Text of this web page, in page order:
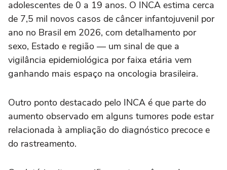
adolescentes de 0 a 19 anos. O INCA estima cerca
de 7,5 mil novos casos de câncer infantojuvenil por
ano no Brasil em 2026, com detalhamento por
sexo, Estado e região — um sinal de que a
vigilância epidemiológica por faixa etária vem
ganhando mais espaço na oncologia brasileira.
Outro ponto destacado pelo INCA é que parte do
aumento observado em alguns tumores pode estar
relacionada à ampliação do diagnóstico precoce e
do rastreamento.